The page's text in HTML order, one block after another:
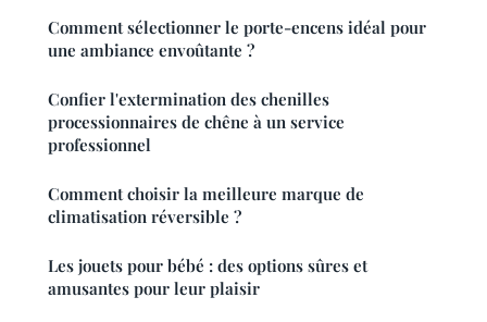
Comment sélectionner le porte-encens idéal pour
une ambiance envoûtante ?
Confier l'extermination des chenilles
processionnaires de chêne à un service
professionnel
Comment choisir la meilleure marque de
climatisation réversible ?
Les jouets pour bébé : des options sûres et
amusantes pour leur plaisir